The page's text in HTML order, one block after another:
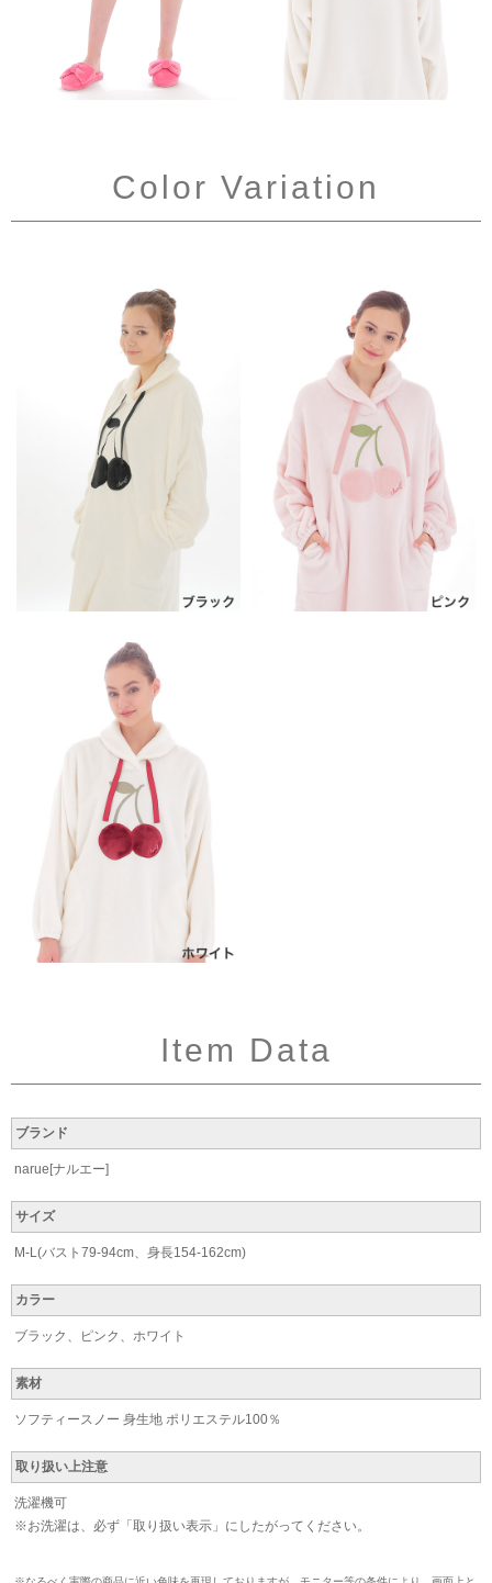
Color Variation
Item Data
ブランド
narue[ナルエー]
サイズ
M-L(バスト79-94cm、身長154-162cm)
カラー
ブラック、ピンク、ホワイト
素材
ソフティースノー 身生地 ポリエステル100％
取り扱い上注意
洗濯機可
※お洗濯は、必ず「取り扱い表示」にしたがってください。